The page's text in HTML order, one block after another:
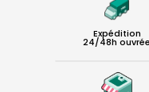
Expédition
24/48h ouvrée